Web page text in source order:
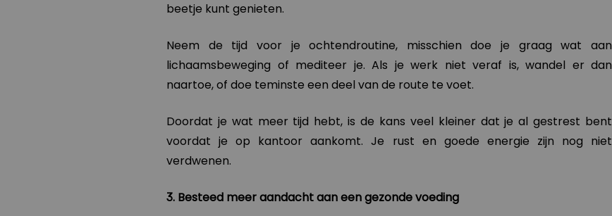
beetje kunt genieten.
Neem de tijd voor je ochtendroutine, misschien doe je graag wat aan
lichaamsbeweging of mediteer je. Als je werk niet veraf is, wandel er dan
naartoe, of doe teminste een deel van de route te voet.
Doordat je wat meer tijd hebt, is de kans veel kleiner dat je al gestrest bent
voordat je op kantoor aankomt. Je rust en goede energie zijn nog niet
verdwenen.
3. Besteed meer aandacht aan een gezonde voeding